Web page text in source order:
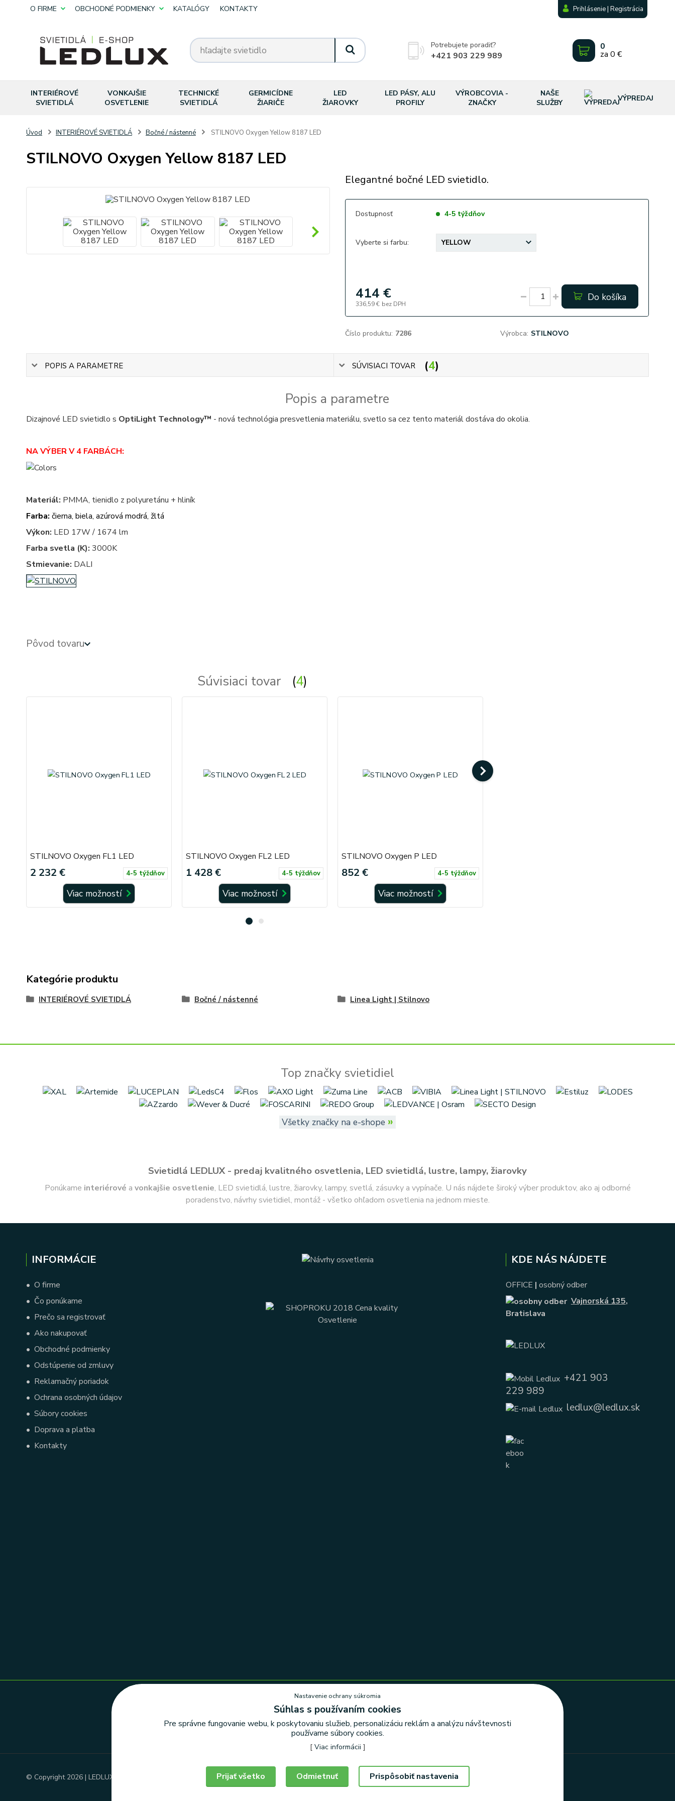
O FIRME OBCHODNÉ PODMIENKY KATALÓGY KONTAKTY Prihlásenie | Registrácia
Potrebujete poradiť?
+421 903 229 989
0
za 0 €
INTERIÉROVÉ
SVIETIDLÁ
VONKAJŠIE
OSVETLENIE
TECHNICKÉ
SVIETIDLÁ
GERMICÍDNE
ŽIARIČE
LED
ŽIAROVKY
LED PÁSY, ALU
PROFILY
VÝROBCOVIA -
ZNAČKY
NAŠE
SLUŽBY
VÝPREDAJ
Úvod INTERIÉROVÉ SVIETIDLÁ Bočné / nástenné STILNOVO Oxygen Yellow 8187 LED
STILNOVO Oxygen Yellow 8187 LED
Elegantné bočné LED svietidlo.
Dostupnosť 4-5 týždňov
Vyberte si farbu:
414 €
336,59 € bez DPH
Do košíka
Číslo produktu: 7286 Výrobca: STILNOVO
POPIS A PARAMETRE SÚVISIACI TOVAR 4
Popis a parametre
Dizajnové LED svietidlo s OptiLight Technology™ - nová technológia presvetlenia materiálu, svetlo sa cez tento materiál dostáva do okolia.
NA VÝBER V 4 FARBÁCH:
Materiál: PMMA, tienidlo z polyuretánu + hliník
Farba: čierna, biela, azúrová modrá, žltá
Výkon: LED 17W / 1674 lm
Farba svetla (K): 3000K
Stmievanie: DALI
Pôvod tovaru
Súvisiaci tovar 4
STILNOVO Oxygen FL1 LED
2 232 € 4-5 týždňov
Viac možností
STILNOVO Oxygen FL2 LED
1 428 € 4-5 týždňov
Viac možností
STILNOVO Oxygen P LED
852 € 4-5 týždňov
Viac možností
Kategórie produktu
INTERIÉROVÉ SVIETIDLÁ Bočné / nástenné Linea Light | Stilnovo
Top značky svietidiel
Všetky značky na e-shope »
Svietidlá LEDLUX - predaj kvalitného osvetlenia, LED svietidlá, lustre, lampy, žiarovky
Ponúkame interiérové a vonkajšie osvetlenie, LED svietidlá, lustre, žiarovky, lampy, svetlá, zásuvky a vypínače. U nás nájdete široký výber produktov, ako aj odborné
poradenstvo, návrhy svietidiel, montáž - všetko ohľadom osvetlenia na jednom mieste.
INFORMÁCIE
• O firme
• Čo ponúkame
• Prečo sa registrovať
• Ako nakupovať
• Obchodné podmienky
• Odstúpenie od zmluvy
• Reklamačný poriadok
• Ochrana osobných údajov
• Súbory cookies
• Doprava a platba
• Kontakty
KDE NÁS NÁJDETE
OFFICE | osobný odber
Vajnorská 135,
Bratislava
+421 903
229 989
ledlux@ledlux.sk
Nastavenie ochrany súkromia
© Copyright 2026 | LEDLUX, s.r.o.
Nastavenie ochrany súkromia
Súhlas s používaním cookies
Pre správne fungovanie webu, k poskytovaniu služieb, personalizáciu reklám a analýzu návštevnosti
používame súbory cookies.
[ Viac informácii ]
Odmietnuť Prispôsobiť nastavenia
Prijať všetko